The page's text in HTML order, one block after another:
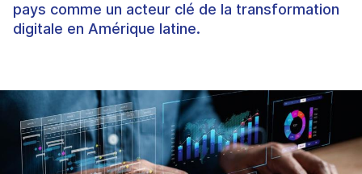
pays comme un acteur clé de la transformation
digitale en Amérique latine.